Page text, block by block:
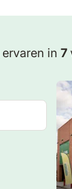
ervaren in 7